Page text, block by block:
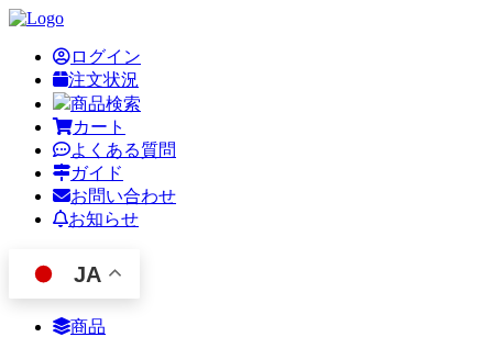
ログイン
注文状況
商品検索
カート
よくある質問
ガイド
お問い合わせ
お知らせ
JA
商品